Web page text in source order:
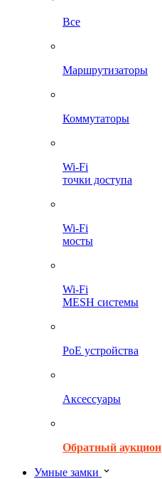
Все
Маршрутизаторы
Коммутаторы
Wi-Fi
точки доступа
Wi-Fi
мосты
Wi-Fi
MESH системы
PoE устройства
Аксессуары
Обратный аукцион
Умные замки